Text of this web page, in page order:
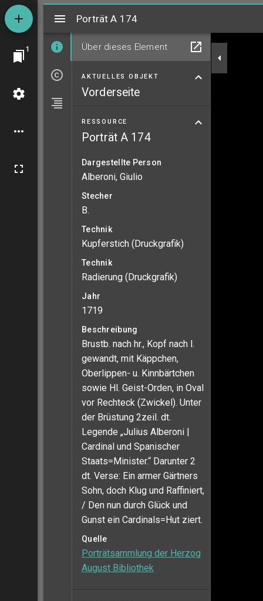
1
Mirador
Porträt A 174
Über dieses Element
AKTUELLES OBJEKT
Vorderseite
RESSOURCE
Porträt A 174
Dargestellte Person
Alberoni, Giulio
Stecher
B.
Technik
Kupferstich (Druckgrafik)
Technik
Radierung (Druckgrafik)
Jahr
1719
Beschreibung
Brustb. nach hr., Kopf nach l.
gewandt, mit Käppchen,
Oberlippen- u. Kinnbärtchen
sowie Hl. Geist-Orden, in Oval
vor Rechteck (Zwickel). Unter
der Brüstung 2zeil. dt.
Legende „Julius Alberoni |
Cardinal und Spanischer
Staats=Minister.“ Darunter 2
dt. Verse: Ein armer Gärtners
Sohn, doch Klug und Raffiniert,
/ Den nun durch Glück und
Gunst ein Cardinals=Hut ziert.
Quelle
Porträtsammlung der Herzog
August Bibliothek
Porträt A 174